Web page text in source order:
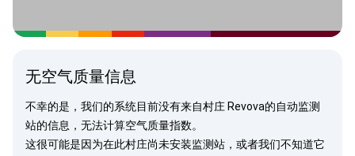
无空气质量信息
不幸的是，我们的系统目前没有来自村庄 Revova的自动监测
站的信息，无法计算空气质量指数。
这很可能是因为在此村庄尚未安装监测站，或者我们不知道它